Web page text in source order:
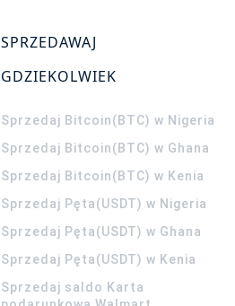
SPRZEDAWAJ
GDZIEKOLWIEK
Sprzedaj Bitcoin(BTC) w Nigeria
Sprzedaj Bitcoin(BTC) w Ghana
Sprzedaj Bitcoin(BTC) w Kenia
Sprzedaj Pęta(USDT) w Nigeria
Sprzedaj Pęta(USDT) w Ghana
Sprzedaj Pęta(USDT) w Kenia
Sprzedaj saldo Karta